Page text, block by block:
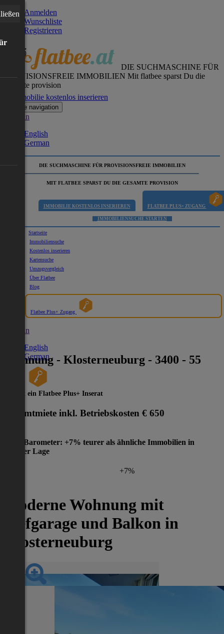
Anmelden
Wunschliste
Registrieren
DIE SUCHMASCHINE FÜR
PROVISIONSFREIE IMMOBILIEN Mit flatbee sparst Du die
gesamte provision
Immobilie kostenlos inserieren
Toggle navigation
German
English
German
DIE SUCHMASCHINE FÜR PROVISIONSFREIE IMMOBILIEN
MIT FLATBEE SPARST DU DIE GESAMTE PROVISION
IMMOBILIE KOSTENLOS INSERIEREN FLATBEE PLUS+ ZUGANG
IMMOBILIENSUCHE STARTEN
Startseite
Immobiliensuche
Kostenlos inserieren
Kartensuche
Umzugsvergleich
Über Flatbee
Blog
Flatbee Plus+ Zugang
German
English
German
Wohnung - Klosterneuburg - 3400 - 55
Dies ist ein Flatbee Plus+ Inserat
Gesamtmiete inkl. Betriebskosten € 650
Preis-Barometer: +7% teurer als ähnliche Immobilien in
gleicher Lage
+7%
Moderne Wohnung mit
Tiefgarage und Balkon in
Klosterneuburg